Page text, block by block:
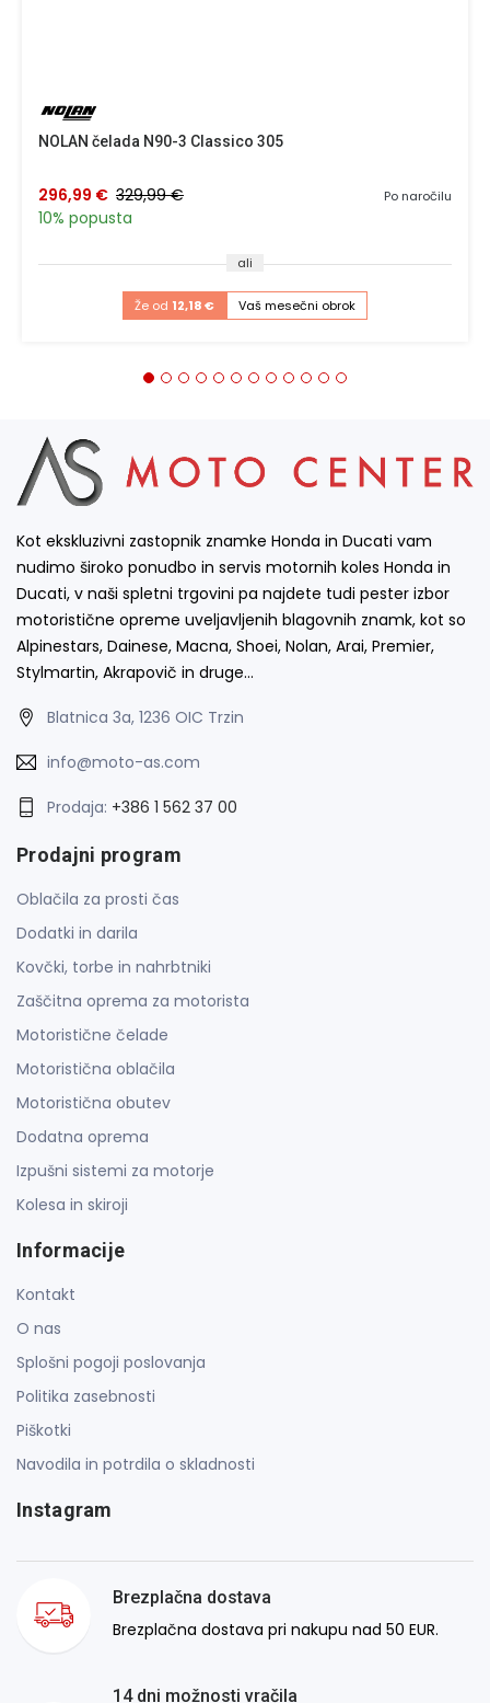
NOLAN čelada N90-3 Classico 305
Po naročilu
296,99 € 329,99 €
10% popusta
ali
Že od 12,18 € Vaš mesečni obrok
Kot ekskluzivni zastopnik znamke Honda in Ducati vam
nudimo široko ponudbo in servis motornih koles Honda in
Ducati, v naši spletni trgovini pa najdete tudi pester izbor
motoristične opreme uveljavljenih blagovnih znamk, kot so
Alpinestars, Dainese, Macna, Shoei, Nolan, Arai, Premier,
Stylmartin, Akrapovič in druge…
Blatnica 3a, 1236 OIC Trzin
info@moto-as.com
Prodaja: +386 1 562 37 00
Prodajni program
Oblačila za prosti čas
Dodatki in darila
Kovčki, torbe in nahrbtniki
Zaščitna oprema za motorista
Motoristične čelade
Motoristična oblačila
Motoristična obutev
Dodatna oprema
Izpušni sistemi za motorje
Kolesa in skiroji
Informacije
Kontakt
O nas
Splošni pogoji poslovanja
Politika zasebnosti
Piškotki
Navodila in potrdila o skladnosti
Instagram
Brezplačna dostava
Brezplačna dostava pri nakupu nad 50 EUR.
14 dni možnosti vračila